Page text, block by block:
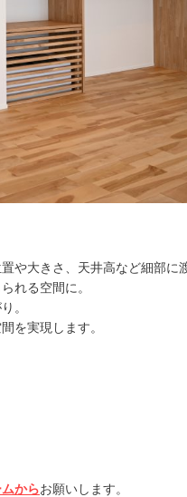
や大きさ、天井高など細部に
れる空間に。
。
を実現します。
からお願いします。